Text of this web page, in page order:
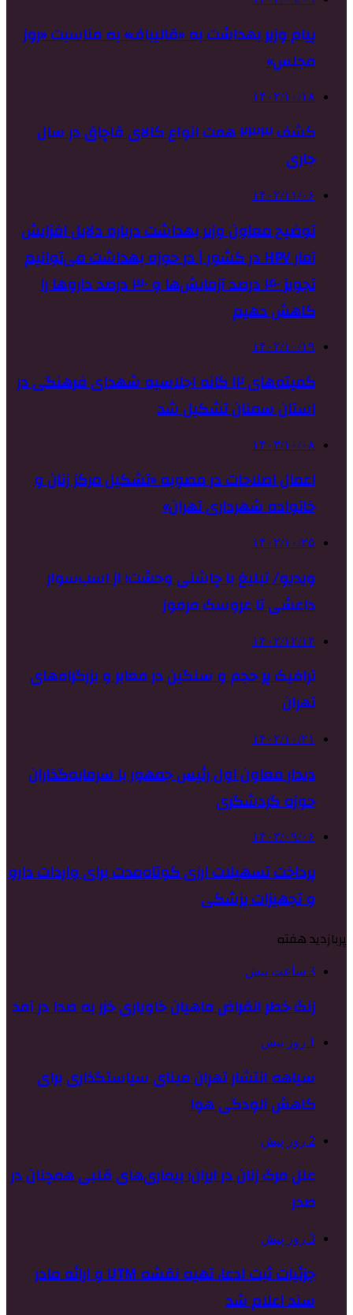
پیام وزیر بهداشت به «قالیباف» به مناسبت «روز
مجلس»
۱۴۰۲/۱۰/۱۸
کشف ۲۳۳ همت انواع کالای قاچاق در سال
جاری
۱۴۰۲/۱۱/۰۶
توضیح معاون وزیر بهداشت درباره دلایل افزایش
آمار HPV در کشور | در حوزه بهداشت می‌توانیم
تجویز ۴۰ درصد آزمایش‌ها و ۳۰ درصد داروها را
کاهش دهیم
۱۴۰۲/۱۰/۱۹
کمیته‌های ۱۲ گانه اجلاسیه شهدای فرهنگی در
استان سمنان تشکیل شد
۱۴۰۳/۱۰/۰۸
اعمال اصلاحات در مصوبه «تشکیل مرکز زنان و
خانواده شهرداری تهران»
۱۴۰۲/۱۰/۲۵
ویدیو/ تبلیغ با چاشنی وحشت؛ از اسب‌سوار
داعشی تا عروسک مرموز
۱۴۰۲/۱۲/۱۴
ترافیک پر حجم و سنگین در معابر و بزرگراه‌های
تهران
۱۴۰۲/۱۰/۲۱
دیدار معاون اول رئیس جمهور با سرمایه‌گذاران
حوزه گردشگری
۱۴۰۳/۰۹/۰۶
پرداخت تسهیلات ارزی کوتاه‌مدت برای واردات دارو
و تجهیزات پزشکی
پربازدید هفته
3 ساعت پیش
زنگ خطر انقراض ماهیان خاویاری خزر به صدا در آمد
1 روز پیش
سیاهه انتشار تهران مبنای سیاستگذاری برای
کاهش آلودگی هوا
2 روز پیش
علل مرگ زنان در ایران؛ بیماری‌های قلبی همچنان در
صدر
3 روز پیش
جزئیات ثبت ادعا، تهیه نقشه UTM و ارائه مادر
سند اعلام شد